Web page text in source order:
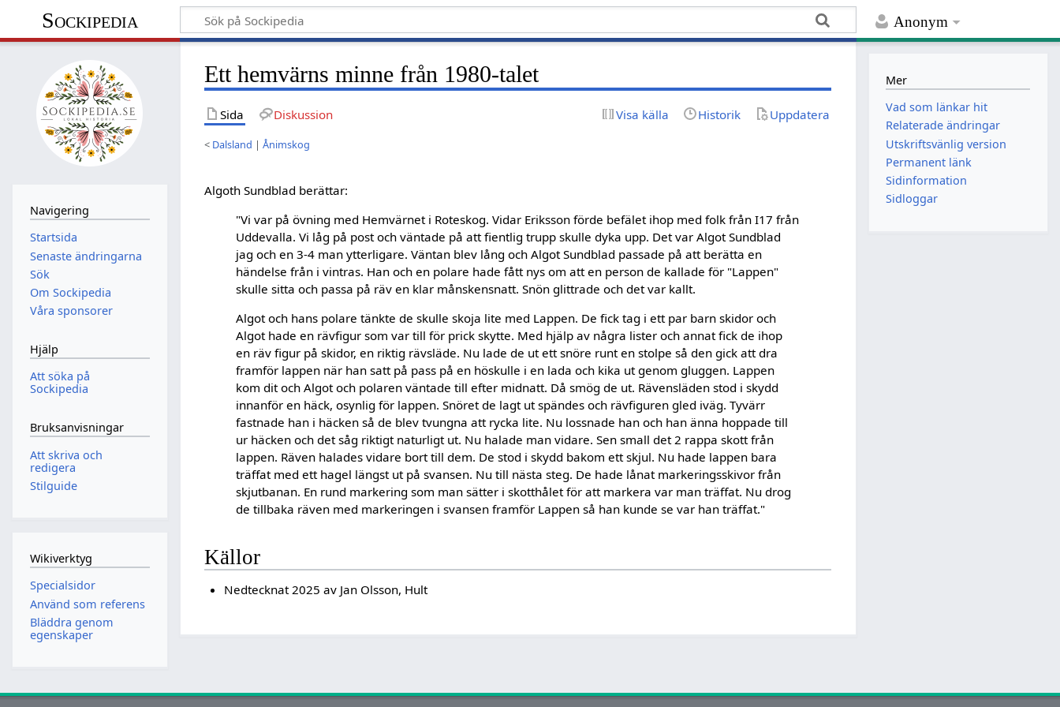
Anonym
Sockipedia
Ett hemvärns minne från 1980-talet
Sida Diskussion Visa källa Historik Uppdatera
< Dalsland |Ånimskog
Algoth Sundblad berättar:
"Vi var på övning med Hemvärnet i Roteskog. Vidar Eriksson förde befälet ihop med folk från I17 från
Uddevalla. Vi låg på post och väntade på att fientlig trupp skulle dyka upp. Det var Algot Sundblad
jag och en 3-4 man ytterligare. Väntan blev lång och Algot Sundblad passade på att berätta en
händelse från i vintras. Han och en polare hade fått nys om att en person de kallade för "Lappen"
skulle sitta och passa på räv en klar månskensnatt. Snön glittrade och det var kallt.
Algot och hans polare tänkte de skulle skoja lite med Lappen. De fick tag i ett par barn skidor och
Algot hade en rävfigur som var till för prick skytte. Med hjälp av några lister och annat fick de ihop
en räv figur på skidor, en riktig rävsläde. Nu lade de ut ett snöre runt en stolpe så den gick att dra
framför lappen när han satt på pass på en höskulle i en lada och kika ut genom gluggen. Lappen
kom dit och Algot och polaren väntade till efter midnatt. Då smög de ut. Rävensläden stod i skydd
innanför en häck, osynlig för lappen. Snöret de lagt ut spändes och rävfiguren gled iväg. Tyvärr
fastnade han i häcken så de blev tvungna att rycka lite. Nu lossnade han och han änna hoppade till
ur häcken och det såg riktigt naturligt ut. Nu halade man vidare. Sen small det 2 rappa skott från
lappen. Räven halades vidare bort till dem. De stod i skydd bakom ett skjul. Nu hade lappen bara
träffat med ett hagel längst ut på svansen. Nu till nästa steg. De hade lånat markeringsskivor från
skjutbanan. En rund markering som man sätter i skotthålet för att markera var man träffat. Nu drog
de tillbaka räven med markeringen i svansen framför Lappen så han kunde se var han träffat."
Källor
Nedtecknat 2025 av Jan Olsson, Hult
Navigering
Startsida
Senaste ändringarna
Sök
Om Sockipedia
Våra sponsorer
Hjälp
Att söka på
Sockipedia
Bruksanvisningar
Att skriva och
redigera
Stilguide
Wikiverktyg
Specialsidor
Använd som referens
Bläddra genom
egenskaper
Mer
Vad som länkar hit
Relaterade ändringar
Utskriftsvänlig version
Permanent länk
Sidinformation
Sidloggar